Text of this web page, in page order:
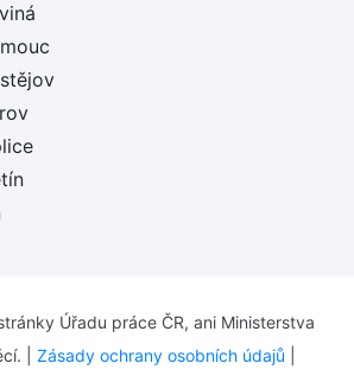
Úřadu práce ČR, ani Ministerstva
| Zásady ochrany osobních údajů